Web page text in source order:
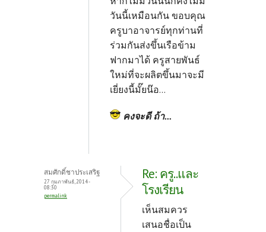
วันนี้เหมือนกัน ขอบคุณ
ครูบาอาจารย์ทุกท่านที่
ร่วมกันส่งขึ้นเรือข้าม
ฟากมาได้ ครูสายพันธ์
ใหม่ที่จะผลิตขึ้นมาจะมี
เยี่ยงนี้มั๊ยน๊อ...
คงจะดี ถ้า...
สมศักดิ์ชาประเสริฐ
27 กุมภาพันธ์, 2014 -
08:30
permalink
Re: ครู..และ
โรงเรียน
เห็นสมควร
เสนอชื่อเป็น